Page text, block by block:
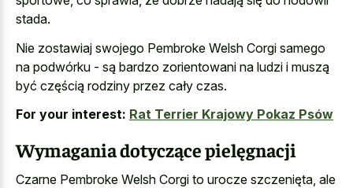
stada.
Nie zostawiaj swojego Pembroke Welsh Corgi samego
na podwórku - są bardzo zorientowani na ludzi i muszą
być częścią rodziny przez cały czas.
For your interest: Rat Terrier Krajowy Pokaz Psów
Wymagania dotyczące pielęgnacji
Czarne Pembroke Welsh Corgi to urocze szczenięta, ale